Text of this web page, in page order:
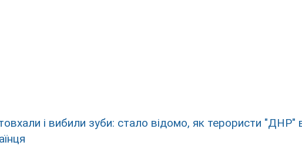
і вибили зуби: стало відомо, як терористи "ДНР"